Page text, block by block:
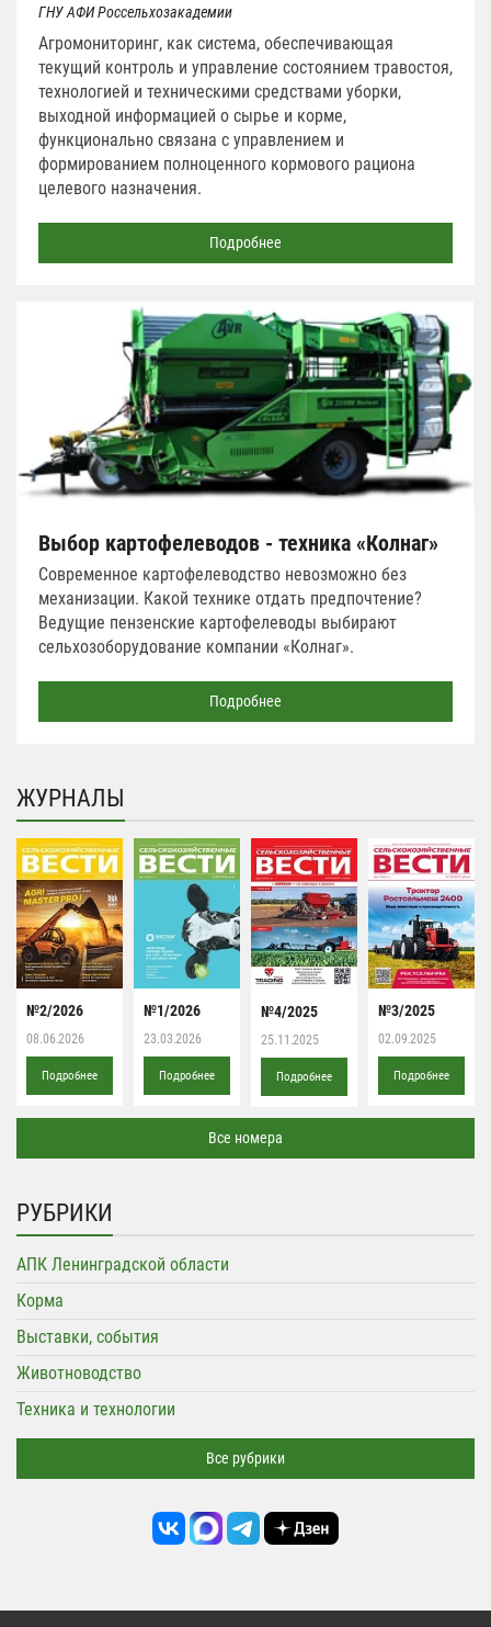
ГНУ АФИ Россельхозакадемии
Агромониторинг, как система, обеспечивающая
текущий контроль и управление состоянием травостоя,
технологией и техническими средствами уборки,
выходной информацией о сырье и корме,
функционально связана с управлением и
формированием полноценного кормового рациона
целевого назначения.
Подробнее
Выбор картофелеводов - техника «Колнаг»
Современное картофелеводство невозможно без
механизации. Какой технике отдать предпочтение?
Ведущие пензенские картофелеводы выбирают
сельхозоборудование компании «Колнаг».
Подробнее
ЖУРНАЛЫ
№2/2026
08.06.2026
Подробнее
№1/2026
23.03.2026
Подробнее
№4/2025
25.11.2025
Подробнее
№3/2025
02.09.2025
Подробнее
Все номера
РУБРИКИ
АПК Ленинградской области
Корма
Выставки, события
Животноводство
Техника и технологии
Все рубрики